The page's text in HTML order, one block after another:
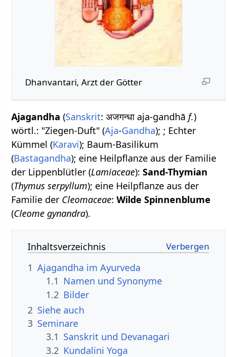
Dhanvantari, Arzt der Götter
Ajagandha (Sanskrit: अजगन्धा aja-gandhāf.)
wörtl.: "Ziegen-Duft" (Aja-Gandha); ; Echter
Kümmel (Karavi); Baum-Basilikum
(Bastagandha); eine Heilpflanze aus der Familie
der Lippenblütler (Lamiaceae):Sand-Thymian
(Thymus serpyllum); eine Heilpflanze aus der
Familie der Cleomaceae:Wilde Spinnenblume
(Cleome gynandra).
Inhaltsverzeichnis
1 Ajagandha im Ayurveda
1.1 Namen und Synonyme
1.2 Bilder
2 Siehe auch
3 Seminare
3.1 Sanskrit und Devanagari
3.2 Kundalini Yoga